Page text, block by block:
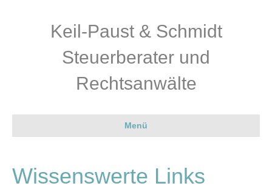
Keil-Paust & Schmidt
Steuerberater und
Rechtsanwälte
Menü
Wissenswerte Links